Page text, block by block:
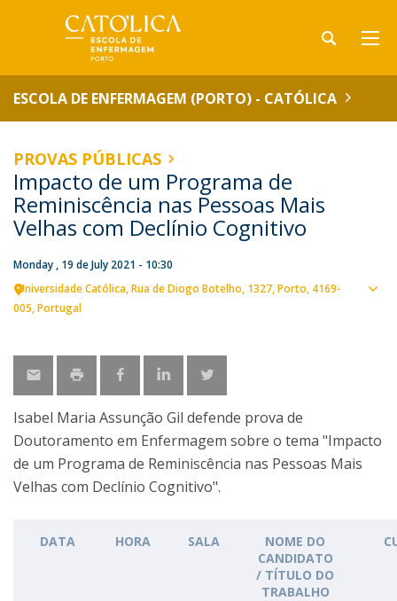
ESCOLA DE ENFERMAGEM (PORTO) - CATÓLICA
PROVAS PÚBLICAS
Impacto de um Programa de
Reminiscência nas Pessoas Mais
Velhas com Declínio Cognitivo
Monday , 19 de July 2021 - 10:30
Universidade Católica Rua de Diogo Botelho, 1327 Porto 4169-
005 Portugal
Isabel Maria Assunção Gil defende prova de
Doutoramento em Enfermagem sobre o tema "Impacto
de um Programa de Reminiscência nas Pessoas Mais
Velhas com Declínio Cognitivo".
DATA HORA SALA
NOME DO
CANDIDATO
/ TÍTULO DO
TRABALHO